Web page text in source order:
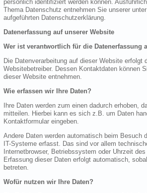
persönlich identifiziert werden können.
Thema Datenschutz entnehmen Sie unserer
aufgeführten Datenschutzerklärung.
Datenerfassung auf unserer Website
Wer ist verantwortlich für die Datenerfassung
Die Datenverarbeitung auf dieser Website erfolgt
Websitebetreiber. Dessen Kontaktdaten können
dieser Website entnehmen.
Wie erfassen wir Ihre Daten?
Ihre Daten werden zum einen dadurch erhoben,
mitteilen. Hierbei kann es sich z.B. um Daten
Kontaktformular eingeben.
Andere Daten werden automatisch beim Besuch
IT-Systeme erfasst. Das sind vor allem
Internetbrowser, Betriebssystem oder Uhrzeit
Erfassung dieser Daten erfolgt automatisch,
betreten.
Wofür nutzen wir Ihre Daten?